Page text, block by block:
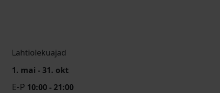
Lahtiolekuajad
1. mai - 31. okt
E-P 10:00 - 21:00